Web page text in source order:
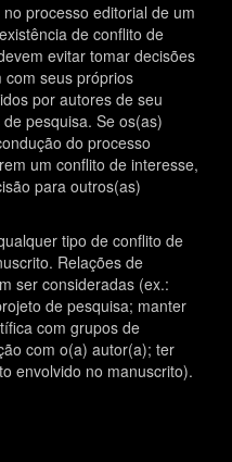
processo editorial de um
de conflito de
evitar tomar decisões
com seus próprios
por autores de seu
pesquisa. Se os(as)
do processo
um conflito de interesse,
para outros(as)
tipo de conflito de
Relações de
ser consideradas (ex.:
de pesquisa; manter
com grupos de
com o(a) autor(a); ter
envolvido no manuscrito).